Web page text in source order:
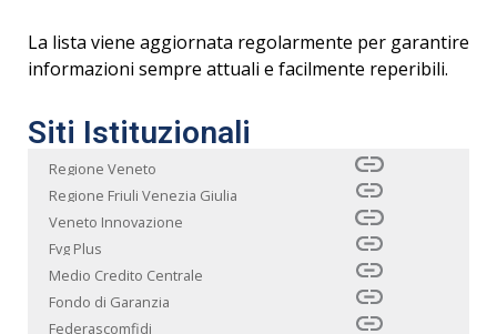
La lista viene aggiornata regolarmente per garantire
informazioni sempre attuali e facilmente reperibili.
Siti Istituzionali
Regione Veneto
Regione Friuli Venezia Giulia
Veneto Innovazione
Fvg Plus
Medio Credito Centrale
Fondo di Garanzia
Federascomfidi